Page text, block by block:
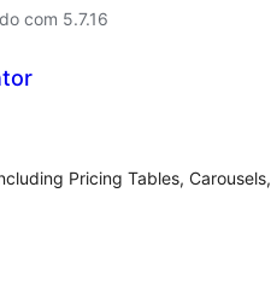
com 5.7.16
Pricing Tables, Carousels,